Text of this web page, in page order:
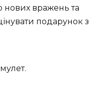
нових вражень та
подарунок з